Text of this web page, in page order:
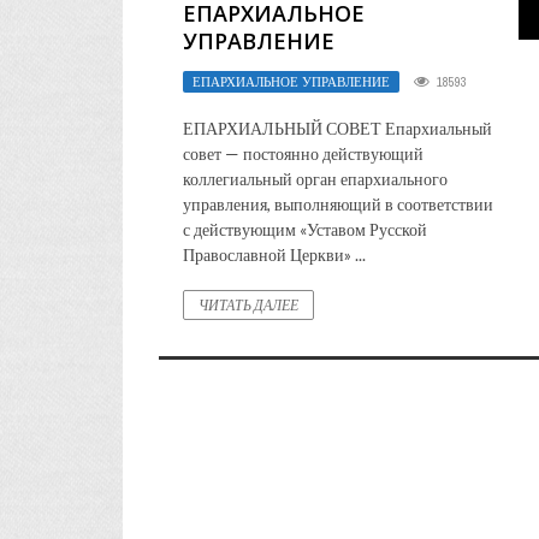
ЕПАРХИАЛЬНОЕ
УПРАВЛЕНИЕ
ЕПАРХИАЛЬНОЕ УПРАВЛЕНИЕ 18593
ЕПАРХИАЛЬНЫЙ СОВЕТ Епархиальный
совет — постоянно действующий
коллегиальный орган епархиального
управления, выполняющий в соответствии
с действующим «Уставом Русской
Православной Церкви» ...
ЧИТАТЬ ДАЛЕЕ